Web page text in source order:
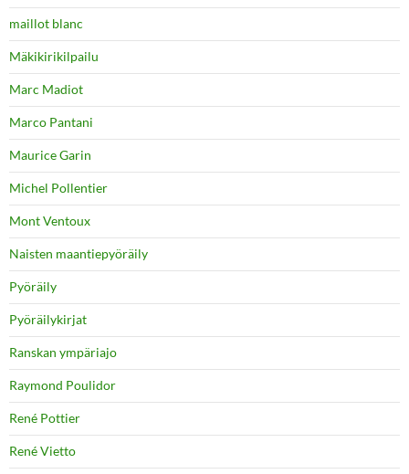
maillot blanc
Mäkikirikilpailu
Marc Madiot
Marco Pantani
Maurice Garin
Michel Pollentier
Mont Ventoux
Naisten maantiepyöräily
Pyöräily
Pyöräilykirjat
Ranskan ympäriajo
Raymond Poulidor
René Pottier
René Vietto